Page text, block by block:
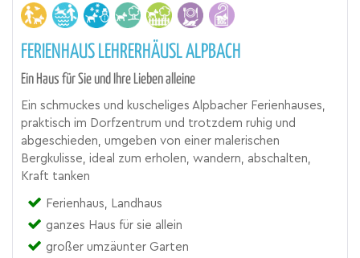
FERIENHAUS LEHRERHÄUSL ALPBACH
Ein Haus für Sie und Ihre Lieben alleine
Ein schmuckes und kuscheliges Alpbacher Ferienhauses,
praktisch im Dorfzentrum und trotzdem ruhig und
abgeschieden, umgeben von einer malerischen
Bergkulisse, ideal zum erholen, wandern, abschalten,
Kraft tanken
Ferienhaus, Landhaus
ganzes Haus für sie allein
großer umzäunter Garten